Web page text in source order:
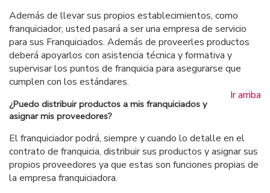
Además de llevar sus propios establecimientos, como
franquiciador, usted pasará a ser una empresa de servicio
para sus Franquiciados. Además de proveerles productos
deberá apoyarlos con asistencia técnica y formativa y
supervisar los puntos de franquicia para asegurarse que
cumplen con los estándares.
Ir arriba
¿Puedo distribuir productos a mis franquiciados y
asignar mis proveedores?
El franquiciador podrá, siempre y cuando lo detalle en el
contrato de franquicia, distribuir sus productos y asignar sus
propios proveedores ya que estas son funciones propias de
la empresa franquiciadora.